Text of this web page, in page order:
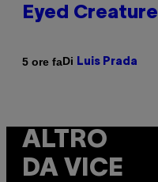
Eyed Creature
5 ore faDi Luis Prada
ALTRO
DA VICE